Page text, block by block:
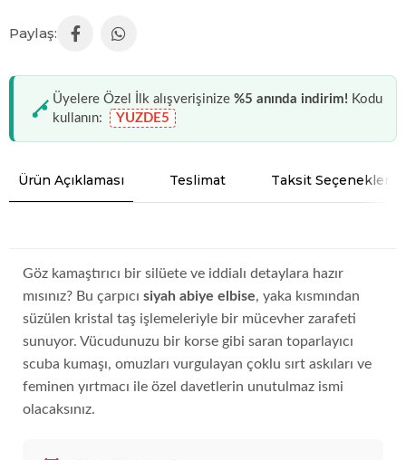
Üyelere Özel İlk alışverişinize %5 anında indirim! Kodu
kullanın:
YUZDE5
Ürün Açıklaması Teslimat Taksit Seçenekleri
Göz kamaştırıcı bir silüete ve iddialı detaylara hazır
mısınız? Bu çarpıcı siyah abiye elbise, yaka kısmından
süzülen kristal taş işlemeleriyle bir mücevher zarafeti
sunuyor. Vücudunuzu bir korse gibi saran toparlayıcı
scuba kumaşı, omuzları vurgulayan çoklu sırt askıları ve
feminen yırtmacı ile özel davetlerin unutulmaz ismi
olacaksınız.